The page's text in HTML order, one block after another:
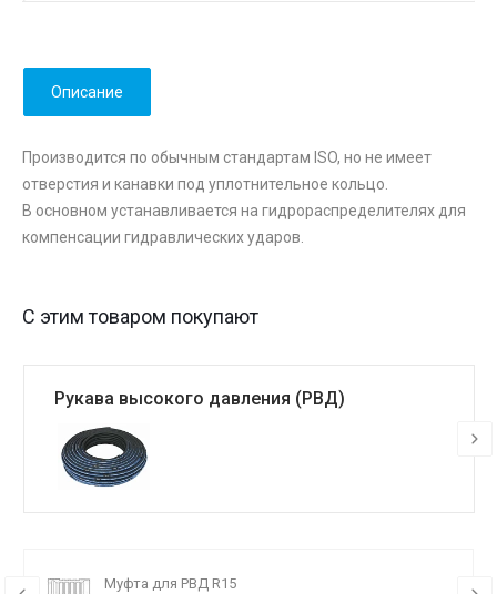
Описание
Производится по обычным стандартам ISO, но не имеет
отверстия и канавки под уплотнительное кольцо.
В основном устанавливается на гидрораспределителях для
компенсации гидравлических ударов.
С этим товаром покупают
Рукава высокого давления (РВД)
Муфта для РВД R15